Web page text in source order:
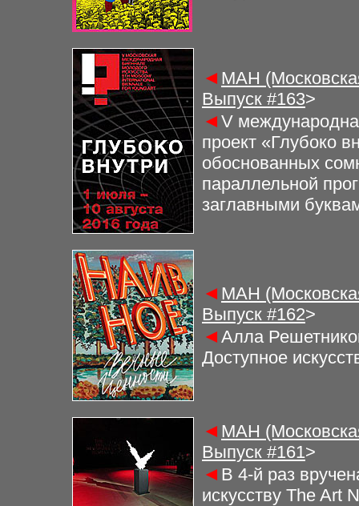
◄ МАН
Выпуск #163>
◄ V
проект «Глубоко
обоснованных
параллельной
заглавными
◄ МАН
Выпуск #162>
◄ Алла
Доступное
◄ МАН
Выпуск #161>
◄ В 4-й раз
искусству The Art